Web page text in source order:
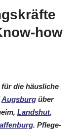
how
die häusliche
Augsburg über
Landshut,
. Pflege-